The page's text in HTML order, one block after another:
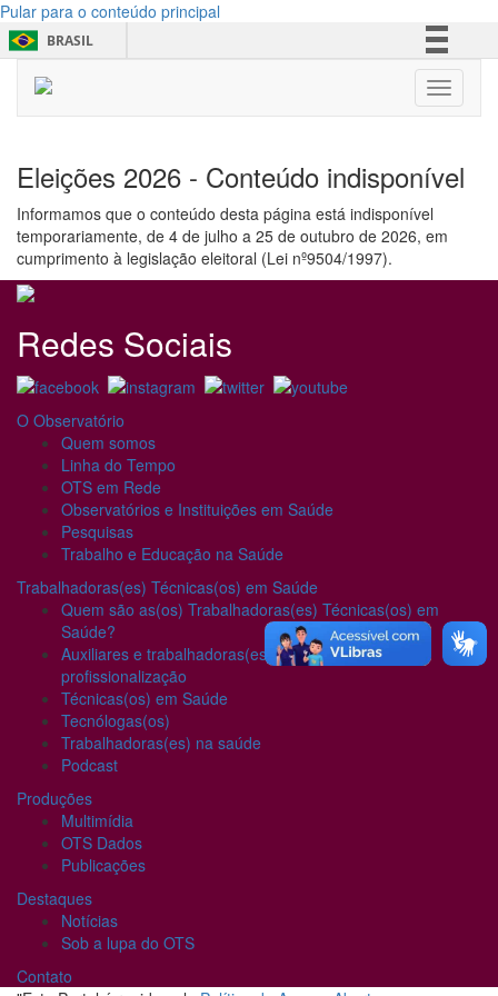
Pular para o conteúdo principal
BRASIL
Acesso à informação
Legislação
Canais
Toggle
Eleições 2026 - Conteúdo indisponível
Informamos que o conteúdo desta página está indisponível
temporariamente, de 4 de julho a 25 de outubro de 2026, em
cumprimento à legislação eleitoral (Lei nº9504/1997).
Redes Sociais
O Observatório
Quem somos
Linha do Tempo
OTS em Rede
Observatórios e Instituições em Saúde
Pesquisas
Trabalho e Educação na Saúde
Trabalhadoras(es) Técnicas(os) em Saúde
Quem são as(os) Trabalhadoras(es) Técnicas(os) em
Saúde?
Auxiliares e trabalhadoras(es) em luta pela
profissionalização
Técnicas(os) em Saúde
Tecnólogas(os)
Trabalhadoras(es) na saúde
Podcast
Produções
Multimídia
OTS Dados
Publicações
Destaques
Notícias
Sob a lupa do OTS
Contato